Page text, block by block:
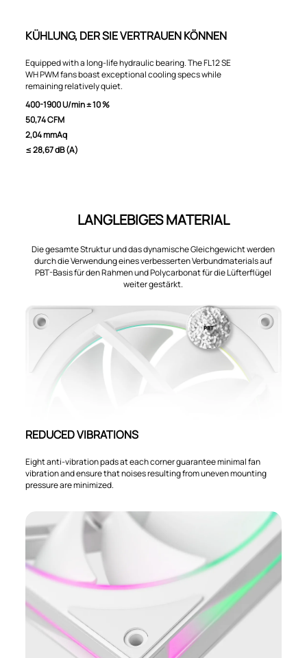
KÜHLUNG, DER SIE VERTRAUEN KÖNNEN
Equipped with a long-life hydraulic bearing. The FL12 SE
WH PWM fans boast exceptional cooling specs while
remaining relatively quiet.
400-1900 U/min ± 10 %
50,74 CFM
2,04 mmAq
≤ 28,67 dB (A)
LANGLEBIGES MATERIAL
Die gesamte Struktur und das dynamische Gleichgewicht werden
durch die Verwendung eines verbesserten Verbundmaterials auf
PBT-Basis für den Rahmen und Polycarbonat für die Lüfterflügel
weiter gestärkt.
REDUCED VIBRATIONS
Eight anti-vibration pads at each corner guarantee minimal fan
vibration and ensure that noises resulting from uneven mounting
pressure are minimized.